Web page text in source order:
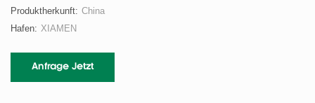
Produktherkunft: China
Hafen: XIAMEN
Anfrage Jetzt